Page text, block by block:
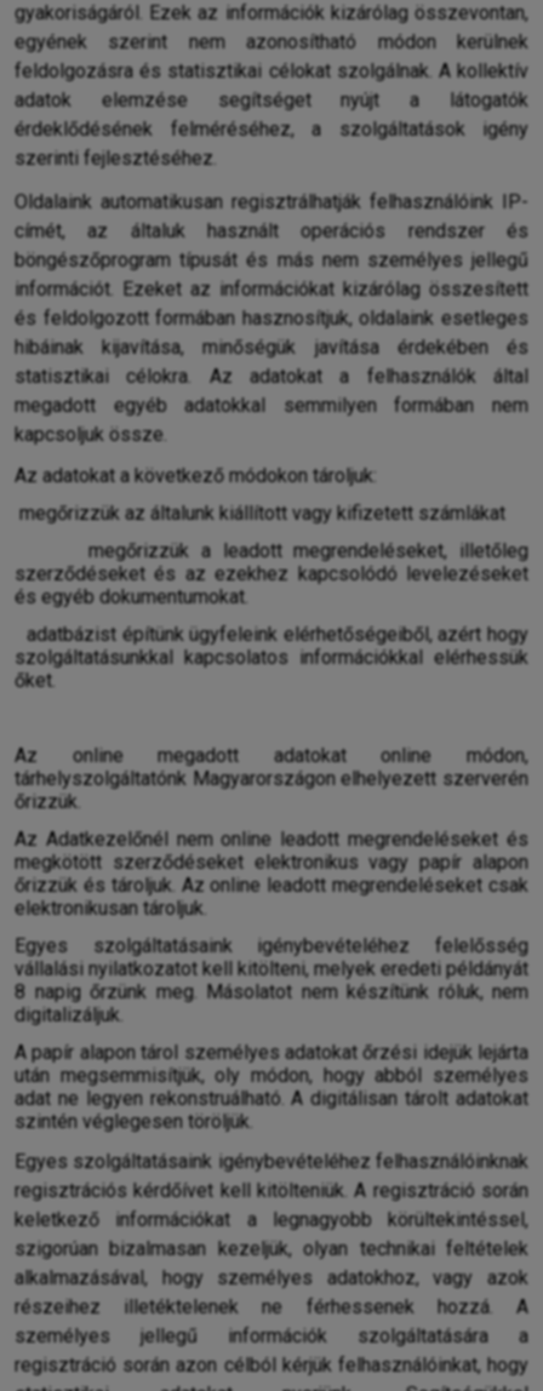
gyakoriságáról. Ezek az információk kizárólag összevontan,
egyének szerint nem azonosítható módon kerülnek
feldolgozásra és statisztikai célokat szolgálnak. A kollektív
adatok elemzése segítséget nyújt a látogatók
érdeklődésének felméréséhez, a szolgáltatások igény
szerinti fejlesztéséhez.
Oldalaink automatikusan regisztrálhatják felhasználóink IP-
címét, az általuk használt operációs rendszer és
böngészőprogram típusát és más nem személyes jellegű
információt. Ezeket az információkat kizárólag összesített
és feldolgozott formában hasznosítjuk, oldalaink esetleges
hibáinak kijavítása, minőségük javítása érdekében és
statisztikai célokra. Az adatokat a felhasználók által
megadott egyéb adatokkal semmilyen formában nem
kapcsoljuk össze.
Az adatokat a következő módokon tároljuk:
megőrizzük az általunk kiállított vagy kifizetett számlákat
megőrizzük a leadott megrendeléseket, illetőleg
szerződéseket és az ezekhez kapcsolódó levelezéseket
és egyéb dokumentumokat.
adatbázist építünk ügyfeleink elérhetőségeiből, azért hogy
szolgáltatásunkkal kapcsolatos információkkal elérhessük
őket.
Az online megadott adatokat online módon,
tárhelyszolgáltatónk Magyarországon elhelyezett szerverén
őrizzük.
Az Adatkezelőnél nem online leadott megrendeléseket és
megkötött szerződéseket elektronikus vagy papír alapon
őrizzük és tároljuk. Az online leadott megrendeléseket csak
elektronikusan tároljuk.
Egyes szolgáltatásaink igénybevételéhez felelősség
vállalási nyilatkozatot kell kitölteni, melyek eredeti példányát
8 napig őrzünk meg. Másolatot nem készítünk róluk, nem
digitalizáljuk.
A papír alapon tárol személyes adatokat őrzési idejük lejárta
után megsemmisítjük, oly módon, hogy abból személyes
adat ne legyen rekonstruálható. A digitálisan tárolt adatokat
szintén véglegesen töröljük.
Egyes szolgáltatásaink igénybevételéhez felhasználóinknak
regisztrációs kérdőívet kell kitölteniük. A regisztráció során
keletkező információkat a legnagyobb körültekintéssel,
szigorúan bizalmasan kezeljük, olyan technikai feltételek
alkalmazásával, hogy személyes adatokhoz, vagy azok
részeihez illetéktelenek ne férhessenek hozzá. A
személyes jellegű információk szolgáltatására a
regisztráció során azon célból kérjük felhasználóinkat, hogy